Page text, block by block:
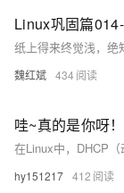
纸上得来终觉浅，绝
魏红斌 434
哇~真的是你呀
hy151217 412